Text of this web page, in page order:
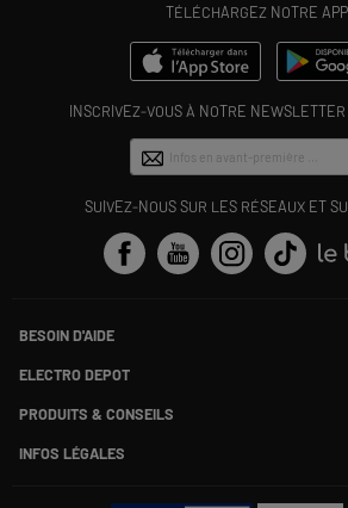
TÉLÉCHARGEZ NOTRE
INSCRIVEZ-VOUS À NOTRE
SUIVEZ-NOUS SUR LES RÉSEAUX ET
BESOIN D'AIDE
Suivre ma commande
Modifier ou annuler ma commande
SAV
Payer en plusieurs fois
ELECTRO DEPOT
Rejoignez-nous !
PRODUITS & CONSEILS
Nos marques
Les avis du site
INFOS LÉGALES